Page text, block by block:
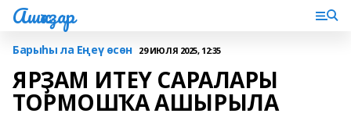
Ашҡаҙар
Барыһы ла Еңеү өсөн 29 ИЮЛЯ 2025, 12:35
ЯРҘАМ ИТЕҮ САРАЛАРЫ
ТОРМОШҠА АШЫРЫЛА